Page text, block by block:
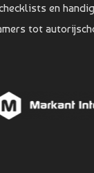
en
tot